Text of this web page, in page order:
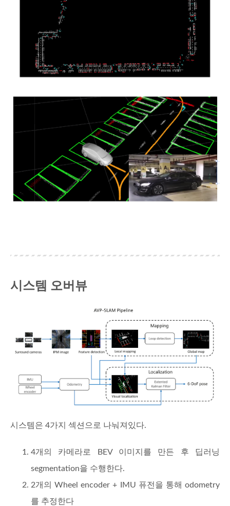
시스템 오버뷰
시스템은 4가지 섹션으로 나눠져있다.
4개의 카메라로 BEV 이미지를 만든 후 딥러닝
segmentation을 수행한다.
2개의 Wheel encoder + IMU 퓨전을 통해 odometry
를 추정한다